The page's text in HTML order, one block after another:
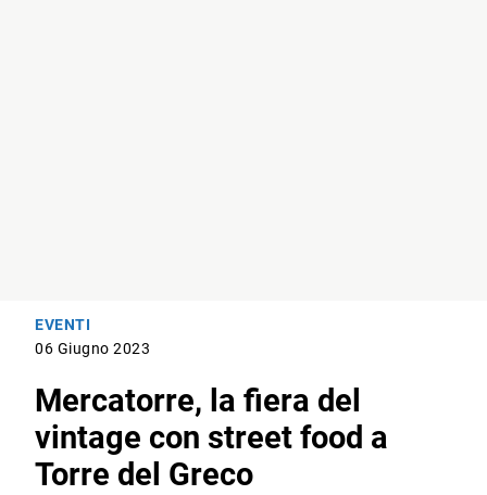
EVENTI
06 Giugno 2023
Mercatorre, la fiera del
vintage con street food a
Torre del Greco